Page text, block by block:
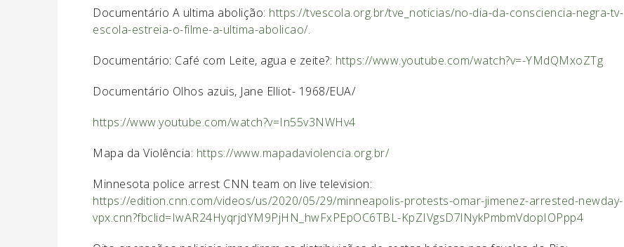
Documentário A ultima abolição: https://tvescola.org.br/tve_noticias/no-dia-da-consciencia-negra-tv-
escola-estreia-o-filme-a-ultima-abolicao/.
Documentário: Café com Leite, agua e zeite?: https://www.youtube.com/watch?v=-YMdQMxoZTg
Documentário Olhos azuis, Jane Elliot- 1968/EUA/
https://www.youtube.com/watch?v=In55v3NWHv4
Mapa da Violência: https://www.mapadaviolencia.org.br/
Minnesota police arrest CNN team on live television:
https://edition.cnn.com/videos/us/2020/05/29/minneapolis-protests-omar-jimenez-arrested-newday-
vpx.cnn?fbclid=IwAR24HyqrjdYM9PjHN_hwFxPEpOC6TBL-KpZIVgsD7lNykPmbmVdopIOPpp4